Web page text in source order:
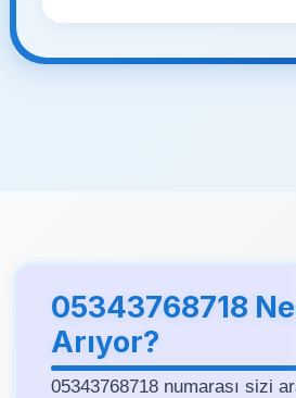
05343768718
Arıyor?
05343768718 numarası sizi